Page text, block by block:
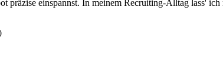
einspannst. In meinem Recruiting-Alltag lass'